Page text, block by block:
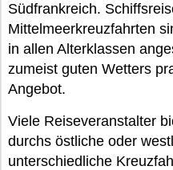
Südfrankreich.
Mittelmeerkreuzfahrten
in allen Alterklassen
zumeist guten Wetters
Angebot.
Viele Reiseveranstalter
durchs östliche oder
unterschiedliche